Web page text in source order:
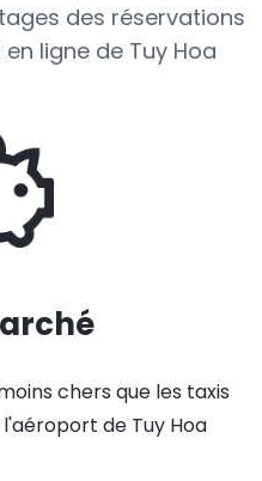
des réservations
ligne de Tuy Hoa
chers que les taxis
de Tuy Hoa